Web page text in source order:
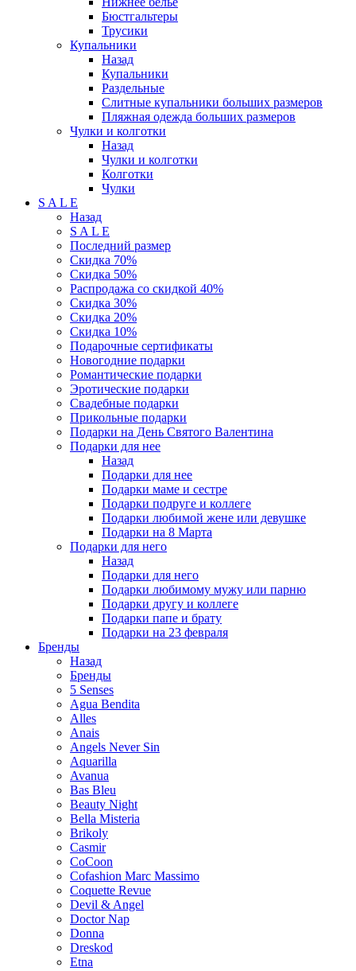
Бюстгальтеры
Трусики
Купальники
Назад
Купальники
Раздельные
Слитные купальники больших размеров
Пляжная одежда больших размеров
Чулки и колготки
Назад
Чулки и колготки
Колготки
Чулки
S A L E
Назад
S A L E
Последний размер
Скидка 70%
Скидка 50%
Распродажа со скидкой 40%
Скидка 30%
Скидка 20%
Скидка 10%
Подарочные сертификаты
Новогодние подарки
Романтические подарки
Эротические подарки
Свадебные подарки
Прикольные подарки
Подарки на День Святого Валентина
Подарки для нее
Назад
Подарки для нее
Подарки маме и сестре
Подарки подруге и коллеге
Подарки любимой жене или девушке
Подарки на 8 Марта
Подарки для него
Назад
Подарки для него
Подарки любимому мужу или парню
Подарки другу и коллеге
Подарки папе и брату
Подарки на 23 февраля
Бренды
Назад
Бренды
5 Senses
Agua Bendita
Alles
Anais
Angels Never Sin
Aquarilla
Avanua
Bas Bleu
Beauty Night
Bella Misteria
Brikoly
Casmir
CoCoon
Cofashion Marc Massimo
Coquette Revue
Devil & Angel
Doctor Nap
Donna
Dreskod
Etna